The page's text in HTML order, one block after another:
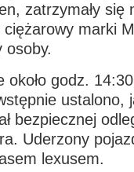
zatrzymały się
marki
osoby.
około godz.
ustalono,
bezpiecznej
Uderzony
lexusem.